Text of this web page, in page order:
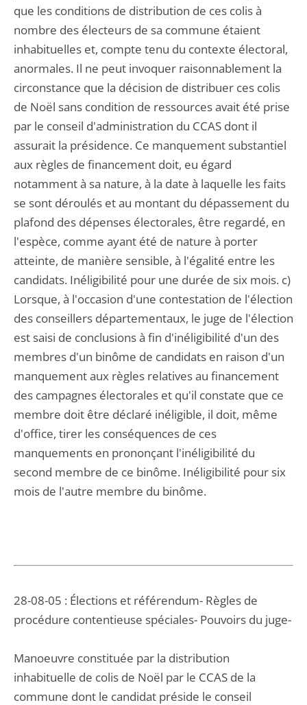
que les conditions de distribution de ces colis à
nombre des électeurs de sa commune étaient
inhabituelles et, compte tenu du contexte électoral,
anormales. Il ne peut invoquer raisonnablement la
circonstance que la décision de distribuer ces colis
de Noël sans condition de ressources avait été prise
par le conseil d'administration du CCAS dont il
assurait la présidence. Ce manquement substantiel
aux règles de financement doit, eu égard
notamment à sa nature, à la date à laquelle les faits
se sont déroulés et au montant du dépassement du
plafond des dépenses électorales, être regardé, en
l'espèce, comme ayant été de nature à porter
atteinte, de manière sensible, à l'égalité entre les
candidats. Inéligibilité pour une durée de six mois. c)
Lorsque, à l'occasion d'une contestation de l'élection
des conseillers départementaux, le juge de l'élection
est saisi de conclusions à fin d'inéligibilité d'un des
membres d'un binôme de candidats en raison d'un
manquement aux règles relatives au financement
des campagnes électorales et qu'il constate que ce
membre doit être déclaré inéligible, il doit, même
d'office, tirer les conséquences de ces
manquements en prononçant l'inéligibilité du
second membre de ce binôme. Inéligibilité pour six
mois de l'autre membre du binôme.
28-08-05 : Élections et référendum- Règles de
procédure contentieuse spéciales- Pouvoirs du juge-
Manoeuvre constituée par la distribution
inhabituelle de colis de Noël par le CCAS de la
commune dont le candidat préside le conseil